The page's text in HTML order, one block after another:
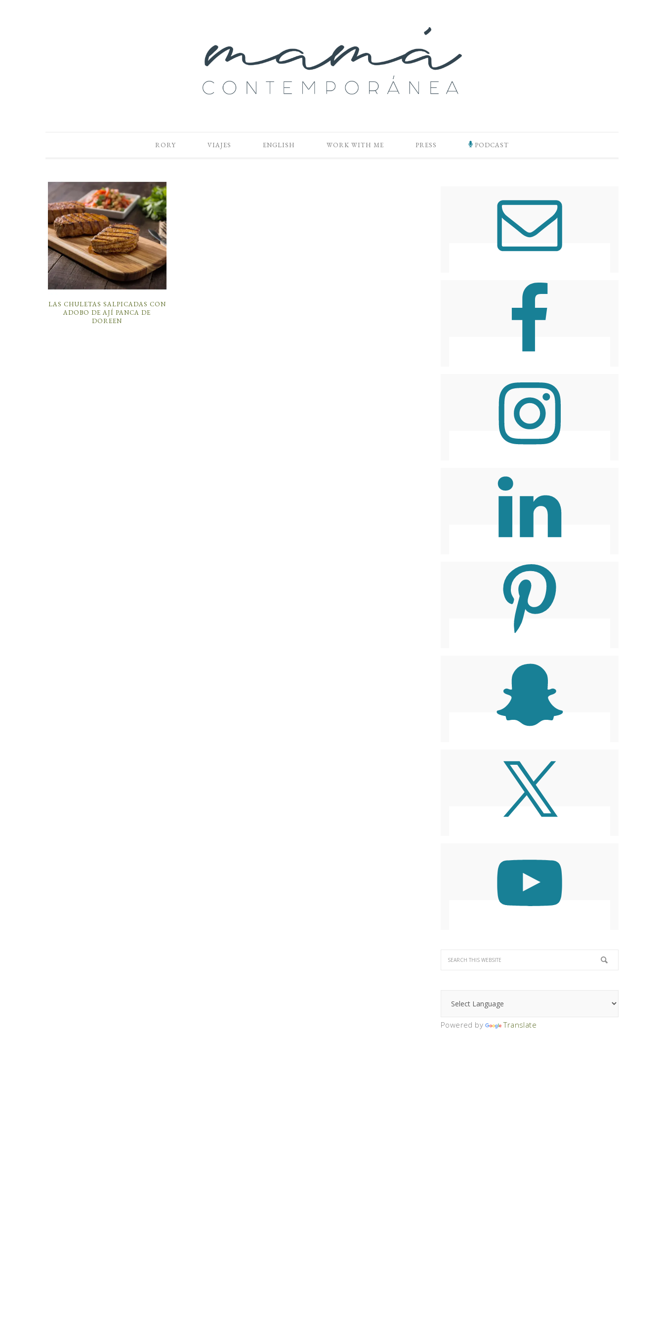
RORY VIAJES ENGLISH WORK WITH ME PRESS PODCAST
LAS CHULETAS SALPICADAS CON
ADOBO DE AJÍ PANCA DE
DOREEN
Powered by Translate